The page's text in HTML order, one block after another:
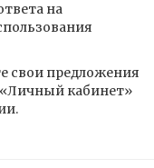
на
свои предложения
кабинет»